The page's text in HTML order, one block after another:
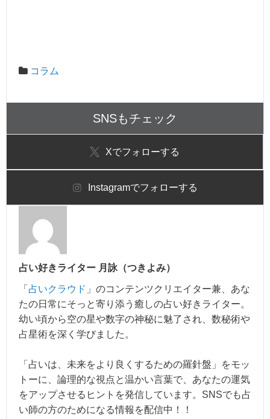
コラム
SNSもチェック
Xでフォローする
Instagramでフォローする
占い好きライター 月詠（つきよみ）
「 占いクラウド 」のコンテンツクリエイター兼、あな
たの日常にそっと寄り添う癒しの占い好きライター。
幼い頃から空の星や数字の神秘に魅了され、数秘術や
占星術を深く学びました。
「占いは、未来をより良くするための羅針盤」をモッ
トーに、論理的な視点と温かい言葉で、あなたの運気
をアップさせるヒントを発信しています。SNSでも占
い師の方のためになる情報を配信中！！